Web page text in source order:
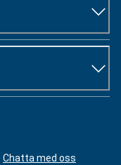
Chatta med oss